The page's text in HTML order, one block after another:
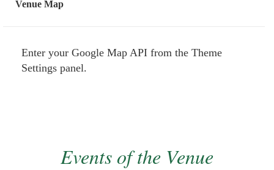
Venue Map
Enter your Google Map API from the Theme
Settings panel.
Events of the Venue